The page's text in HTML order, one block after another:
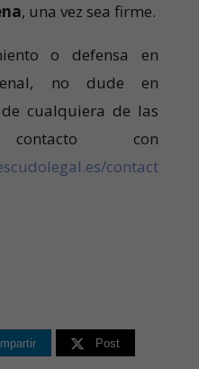
, una vez sea firme.
o defensa en
no dude en
cualquiera de las
con
contact
Post